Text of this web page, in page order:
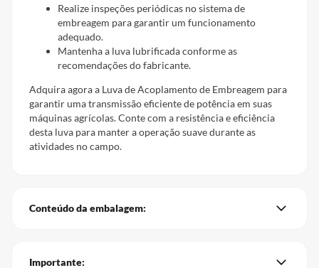
Realize inspeções periódicas no sistema de
embreagem para garantir um funcionamento
adequado.
Mantenha a luva lubrificada conforme as
recomendações do fabricante.
Adquira agora a Luva de Acoplamento de Embreagem para
garantir uma transmissão eficiente de potência em suas
máquinas agrícolas. Conte com a resistência e eficiência
desta luva para manter a operação suave durante as
atividades no campo.
Conteúdo da embalagem:
Importante: